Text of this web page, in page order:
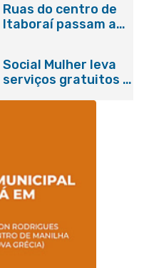
Ruas do centro de
Itaboraí passam a
Social Mulher leva
serviços gratuitos à